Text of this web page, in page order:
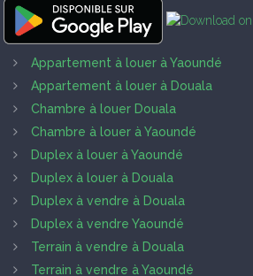
Appartement à louer à Yaoundé
Appartement à louer à Douala
Chambre à louer Douala
Chambre à louer à Yaoundé
Duplex à louer à Yaoundé
Duplex à louer à Douala
Duplex à vendre à Douala
Duplex à vendre Yaoundé
Terrain à vendre à Douala
Terrain à vendre à Yaoundé